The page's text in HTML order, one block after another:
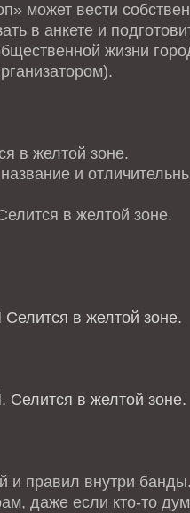
может вести
в анкете и
жизни
в желтой зоне.
и
в желтой зоне.
в желтой зоне.
Селится в желтой зоне.
и правил внутри
даже если кто-то